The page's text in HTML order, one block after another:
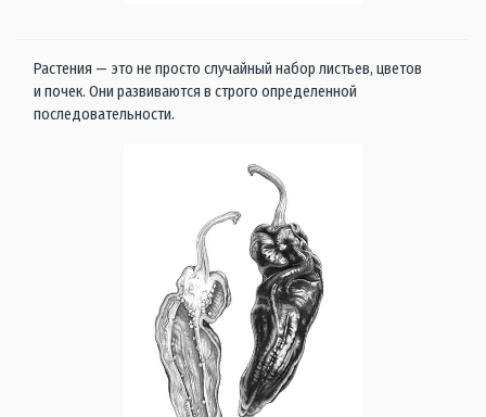
Растения — это не просто случайный набор листьев, цветов
и почек. Они развиваются в строго определенной
последовательности.